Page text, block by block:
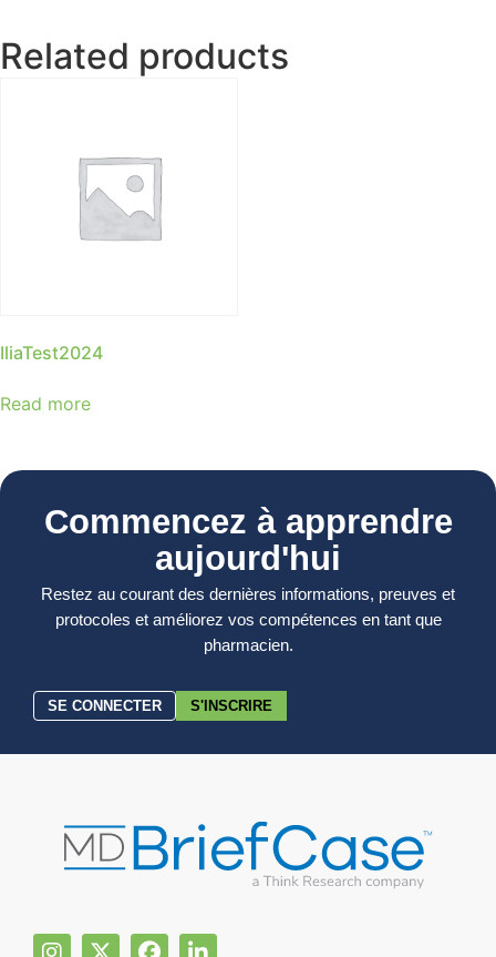
Related products
IliaTest2024
Read more
Commencez à apprendre
aujourd'hui
Restez au courant des dernières informations, preuves et
protocoles et améliorez vos compétences en tant que
pharmacien.
SE CONNECTER S'INSCRIRE